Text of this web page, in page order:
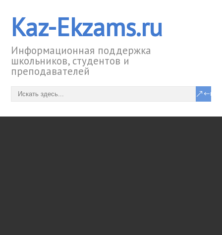
Kaz-Ekzams.ru
Информационная поддержка
школьников, студентов и
преподавателей